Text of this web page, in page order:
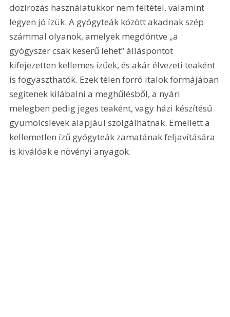
dozírozás használatukkor nem feltétel, valamint
legyen jó ízük. A gyógyteák között akadnak szép
számmal olyanok, amelyek megdöntve „a
gyógyszer csak keserű lehet” álláspontot
kifejezetten kellemes ízűek, és akár élvezeti teaként
is fogyaszthatók. Ezek télen forró italok formájában
segítenek kilábalni a meghűlésből, a nyári
melegben pedig jeges teaként, vagy házi készítésű
gyümölcslevek alapjául szolgálhatnak. Emellett a
kellemetlen ízű gyógyteák zamatának feljavítására
is kiválóak e növényi anyagok.